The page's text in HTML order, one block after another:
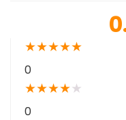
★★★★★
0
★★★★★
0